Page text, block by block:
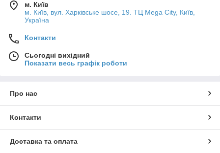
м. Київ
м. Київ, вул. Харківське шосе, 19. ТЦ Mega City, Київ,
Україна
Контакти
Сьогодні вихідний
Показати весь графік роботи
Про нас
Контакти
Доставка та оплата